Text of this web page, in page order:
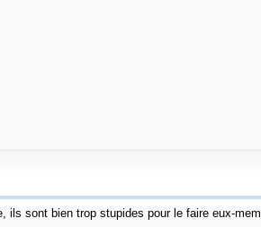
sont bien trop stupides pour le faire eux-